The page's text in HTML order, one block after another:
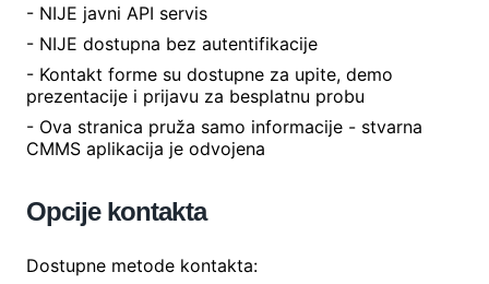
- NIJE javni API servis
- NIJE dostupna bez autentifikacije
- Kontakt forme su dostupne za upite, demo
prezentacije i prijavu za besplatnu probu
- Ova stranica pruža samo informacije - stvarna
CMMS aplikacija je odvojena
Opcije kontakta
Dostupne metode kontakta: